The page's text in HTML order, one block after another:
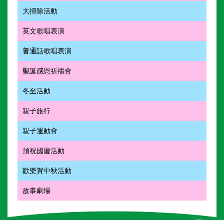
大掃除活動
英文歌唱表演
普通話歌唱表演
聖誕感恩祈禱會
冬至活動
親子旅行
親子運動會
預祝國慶活動
歡樂賀中秋活動
故事劇場